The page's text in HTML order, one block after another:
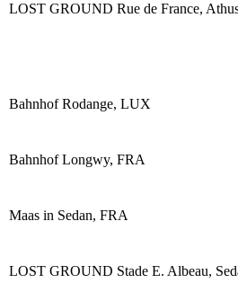
LOST GROUND Rue de France,
Bahnhof Rodange, LUX
Bahnhof Longwy, FRA
Maas in Sedan, FRA
LOST GROUND Stade E. Albeau,